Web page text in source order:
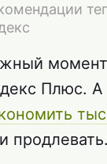
момент
Плюс. А
продлевать.